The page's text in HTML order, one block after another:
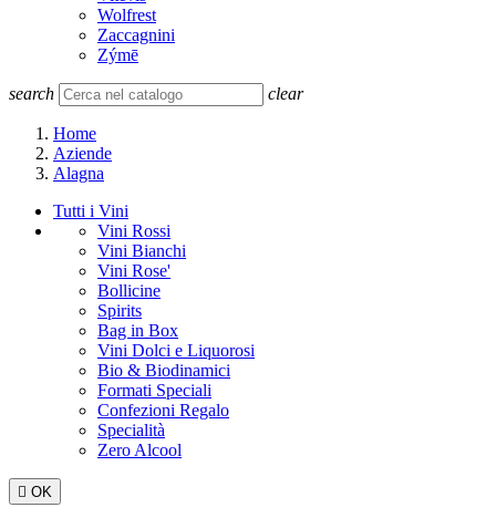
Wolfrest
Zaccagnini
Zýmē
search clear
Home
Aziende
Alagna
Tutti i Vini
Vini Rossi
Vini Bianchi
Vini Rose'
Bollicine
Spirits
Bag in Box
Vini Dolci e Liquorosi
Bio & Biodinamici
Formati Speciali
Confezioni Regalo
Specialità
Zero Alcool
 OK